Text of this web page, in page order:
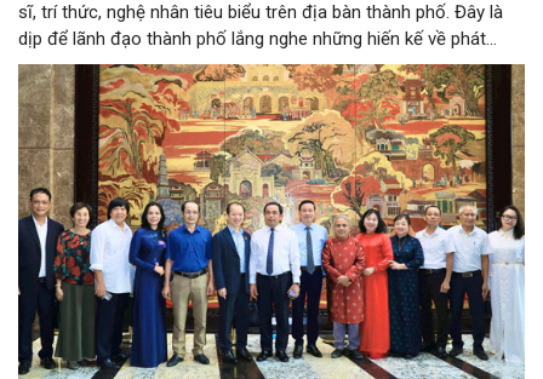
sĩ, trí thức, nghệ nhân tiêu biểu trên địa bàn thành phố. Đây là
dịp để lãnh đạo thành phố lắng nghe những hiến kế về phát
triển khoa học công nghệ, đổi mới sáng tạo, công nghiệp văn
hóa và phát huy nguồn lực con người, góp phần tạo động lực
mới cho sự phát triển nhanh, bền vững của Thủ đô.